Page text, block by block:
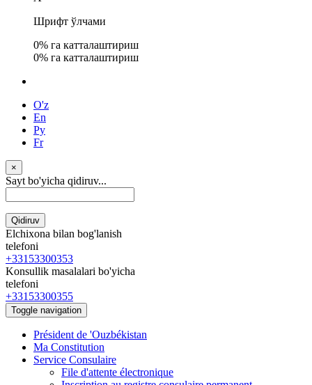
Шрифт ўлчами
0% га катталаштириш
0% га катталаштириш
O'z
En
Ру
Fr
×
Sayt bo'yicha qidiruv...
Qidiruv
Elchixona bilan bog'lanish
telefoni
+33153300353
Konsullik masalalari bo'yicha
telefoni
+33153300355
Toggle navigation
Président de 'Ouzbékistan
Ma Constitution
Service Consulaire
File d'attente électronique